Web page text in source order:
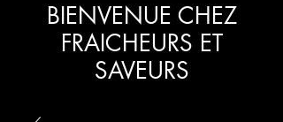
BIENVENUE CHEZ
FRAICHEURS ET
SAVEURS